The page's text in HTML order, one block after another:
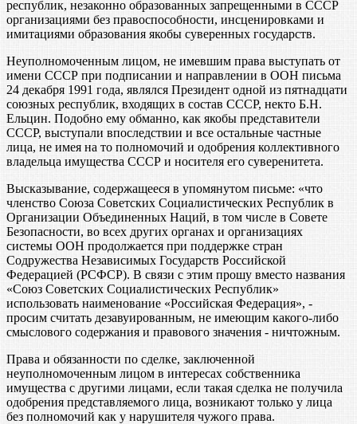
республик, незаконно образованных запрещенными в СССР
организациями без правоспособности, инсценировками и
имитациями образования якобы суверенных государств.
Неуполномоченным лицом, не имевшим права выступать от
имени СССР при подписании и направлении в ООН письма
24 декабря 1991 года, являлся Президент одной из пятнадцати
союзных республик, входящих в состав СССР, некто Б.Н.
Ельцин. Подобно ему обманно, как якобы представители
СССР, выступали впоследствии и все остальные частные
лица, не имея на то полномочий и одобрения коллективного
владельца имущества СССР и носителя его суверенитета.
Высказывание, содержащееся в упомянутом письме: «что
членство Союза Советских Социалистических Республик в
Организации Объединенных Наций, в том числе в Совете
Безопасности, во всех других органах и организациях
системы ООН продолжается при поддержке стран
Содружества Независимых Государств Российской
Федерацией (РСФСР). В связи с этим прошу вместо названия
«Союз Советских Социалистических Республик»
использовать наименование «Российская Федерация», -
просим считать дезавуированным, не имеющим какого-либо
смыслового содержания и правового значения - ничтожным.
Права и обязанности по сделке, заключенной
неуполномоченным лицом в интересах собственника
имущества с другими лицами, если такая сделка не получила
одобрения представляемого лица, возникают только у лица
без полномочий как у нарушителя чужого права.